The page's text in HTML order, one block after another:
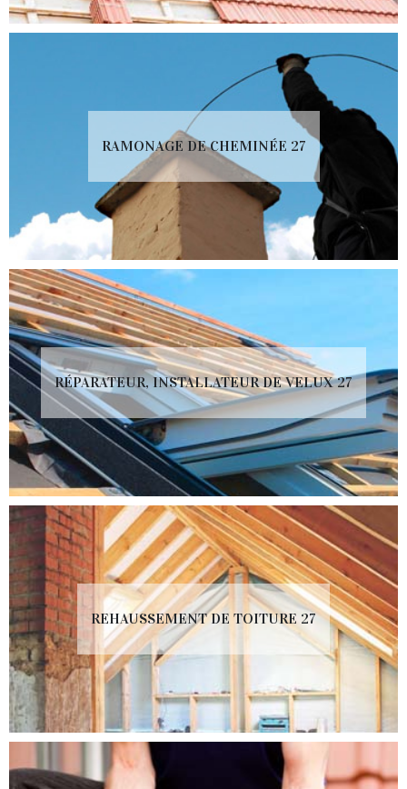
RAMONAGE DE CHEMINÉE 27
RÉPARATEUR, INSTALLATEUR DE VELUX 27
REHAUSSEMENT DE TOITURE 27